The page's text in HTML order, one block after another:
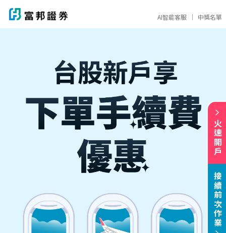
AI智能客服 ｜ 中獎名單
火速開戶
接續前次作業